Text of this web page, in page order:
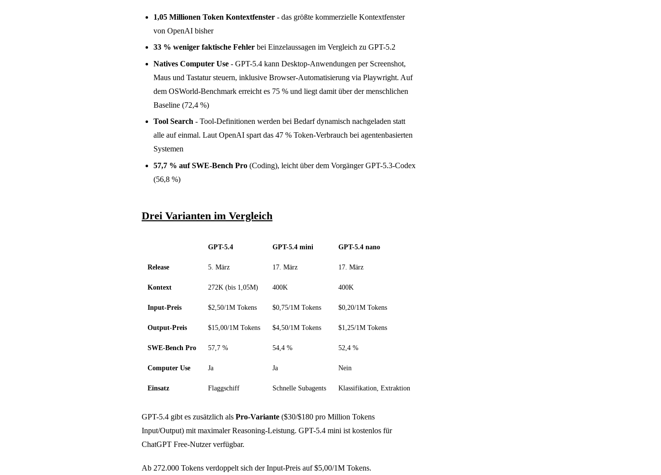
1,05 Millionen Token Kontextfenster - das größte kommerzielle Kontextfenster
von OpenAI bisher
33 % weniger faktische Fehler bei Einzelaussagen im Vergleich zu GPT-5.2
Natives Computer Use - GPT-5.4 kann Desktop-Anwendungen per Screenshot,
Maus und Tastatur steuern, inklusive Browser-Automatisierung via Playwright. Auf
dem OSWorld-Benchmark erreicht es 75 % und liegt damit über der menschlichen
Baseline (72,4 %)
Tool Search - Tool-Definitionen werden bei Bedarf dynamisch nachgeladen statt
alle auf einmal. Laut OpenAI spart das 47 % Token-Verbrauch bei agentenbasierten
Systemen
57,7 % auf SWE-Bench Pro (Coding), leicht über dem Vorgänger GPT-5.3-Codex
(56,8 %)
Drei Varianten im Vergleich
GPT-5.4 GPT-5.4 mini GPT-5.4 nano
Release 5. März 17. März 17. März
Kontext 272K (bis 1,05M) 400K 400K
Input-Preis $2,50/1M Tokens $0,75/1M Tokens $0,20/1M Tokens
Output-Preis $15,00/1M Tokens $4,50/1M Tokens $1,25/1M Tokens
SWE-Bench Pro 57,7 % 54,4 % 52,4 %
Computer Use Ja Ja Nein
Einsatz Flaggschiff Schnelle Subagents Klassifikation, Extraktion
GPT-5.4 gibt es zusätzlich als Pro-Variante ($30/$180 pro Million Tokens
Input/Output) mit maximaler Reasoning-Leistung. GPT-5.4 mini ist kostenlos für
ChatGPT Free-Nutzer verfügbar.
Ab 272.000 Tokens verdoppelt sich der Input-Preis auf $5,00/1M Tokens.